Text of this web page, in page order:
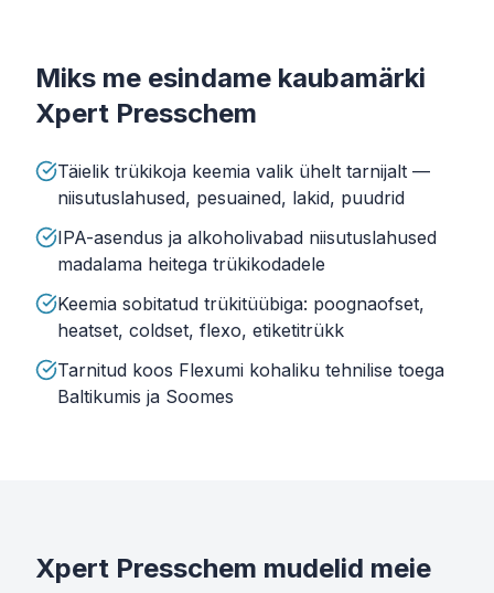
Miks me esindame kaubamärki
Xpert Presschem
Täielik trükikoja keemia valik ühelt tarnijalt —
niisutuslahused, pesuained, lakid, puudrid
IPA-asendus ja alkoholivabad niisutuslahused
madalama heitega trükikodadele
Keemia sobitatud trükitüübiga: poognaofset,
heatset, coldset, flexo, etiketitrükk
Tarnitud koos Flexumi kohaliku tehnilise toega
Baltikumis ja Soomes
Xpert Presschem mudelid meie